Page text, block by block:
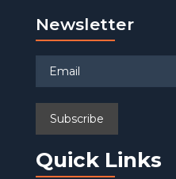
Newsletter
Quick Links